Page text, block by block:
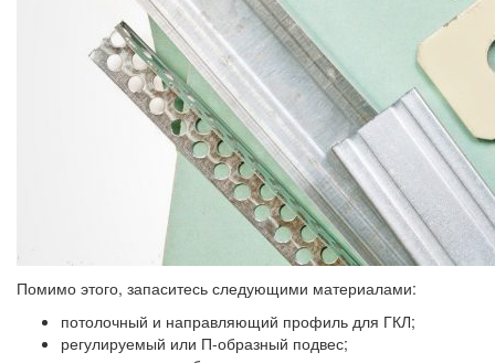
Помимо этого, запаситесь следующими материалами:
потолочный и направляющий профиль для ГКЛ;
регулируемый или П-образный подвес;